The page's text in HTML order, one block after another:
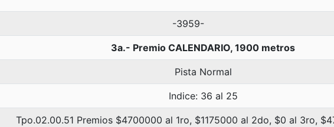
-3959-
3a.- Premio CALENDARIO, 1900 metros
Pista Normal
Indice: 36 al 25
Tpo.02.00.51 Premios $4700000 al 1ro, $1175000 al 2do, $0 al 3ro,